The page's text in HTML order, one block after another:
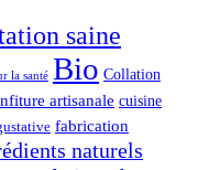
saine
la santé Bio Collation
artisanale cuisine
fabrication
naturels